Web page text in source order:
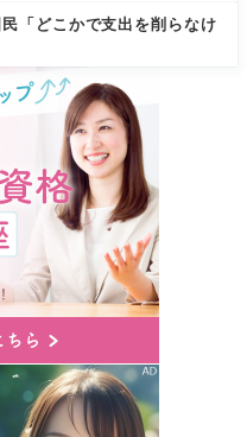
「どこかで支出を削らなけ